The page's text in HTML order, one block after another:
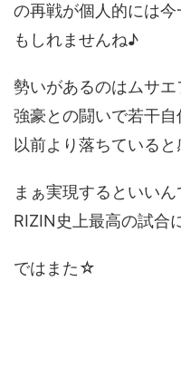
の再戦が個人的には
もしれませんね♪
勢いがあるのはムサ
強豪との闘いで若干
以前より落ちていると
まぁ実現するといい
RIZIN史上最高の試合
ではまた☆